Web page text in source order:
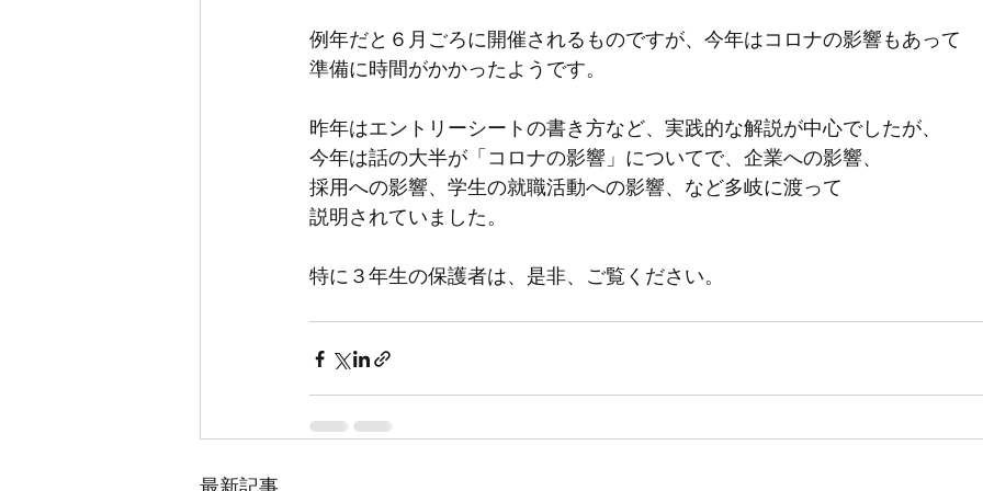
例年だと６月ごろに開催されるものですが、今年はコロナの影響もあって
準備に時間がかかったようです。
昨年はエントリーシートの書き方など、実践的な解説が中心でしたが、
今年は話の大半が「コロナの影響」についてで、企業への影響、
採用への影響、学生の就職活動への影響、など多岐に渡って
説明されていました。
特に３年生の保護者は、是非、ご覧ください。